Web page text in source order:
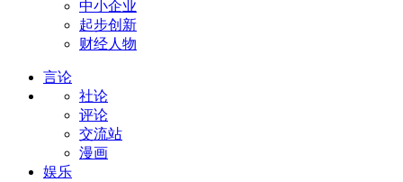
中小企业
起步创新
财经人物
言论
社论
评论
交流站
漫画
娱乐